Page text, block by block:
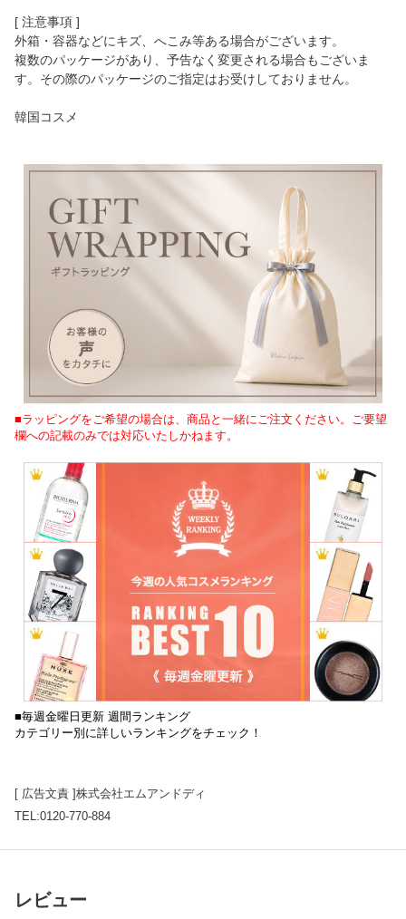
[ 注意事項 ]
外箱・容器などにキズ、へこみ等ある場合がございます。
複数のパッケージがあり、予告なく変更される場合もございま
す。その際のパッケージのご指定はお受けしておりません。
韓国コスメ
■ラッピングをご希望の場合は、商品と一緒にご注文ください。ご要望
欄への記載のみでは対応いたしかねます。
■毎週金曜日更新 週間ランキング
カテゴリー別に詳しいランキングをチェック！
[ 広告文責 ]株式会社エムアンドディ
TEL:0120-770-884
レビュー